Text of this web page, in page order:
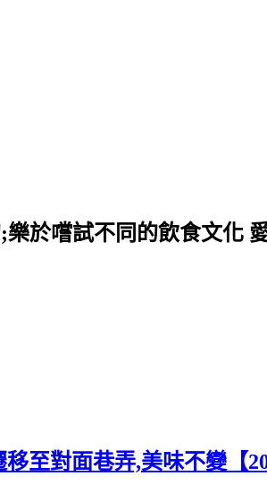
於嚐試不同的飲食文化
至對面巷弄,美味不變【